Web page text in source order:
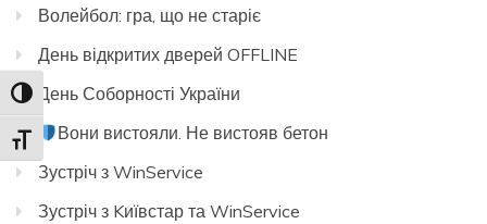
Toggle High Contrast
Toggle Font size
Волейбол: гра, що не старіє
День відкритих дверей OFFLINE
День Соборності України
Вони вистояли. Не вистояв бетон
Зустріч з WinService
Зустріч з Kиївстар та WinService